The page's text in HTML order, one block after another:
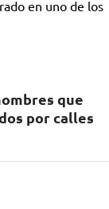
que
por calles